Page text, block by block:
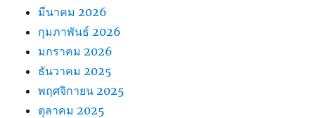
มีนาคม 2026
กุมภาพันธ์ 2026
มกราคม 2026
ธันวาคม 2025
พฤศจิกายน 2025
ตุลาคม 2025